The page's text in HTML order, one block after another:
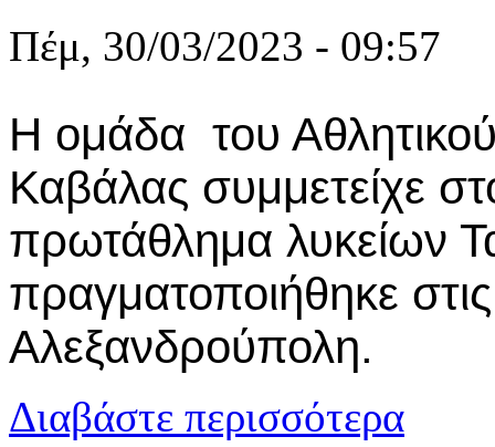
Πέμ, 30/03/2023 - 09:57
Η ομάδα του
Καβάλας συμμετείχε
πρωτάθλημα λυκείων
πραγματοποιήθηκε
Αλεξανδρούπολη.
Διαβάστε περισσότερα